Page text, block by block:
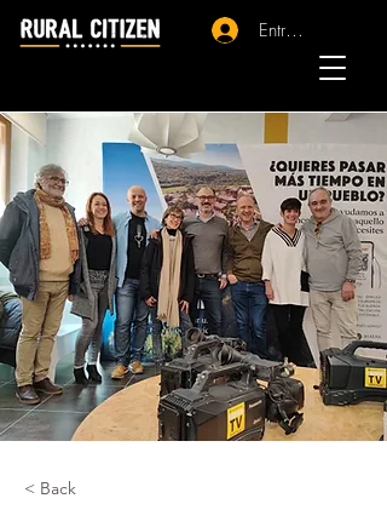
Entrar - Registro
< Back